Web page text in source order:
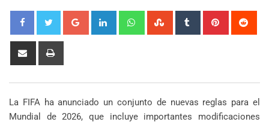
Google+ LinkedIn WhatsappStumbleUpon
Tumblr Pinterest
Share
La FIFA ha anunciado un conjunto de nuevas reglas para el
Mundial de 2026, que incluye importantes modificaciones